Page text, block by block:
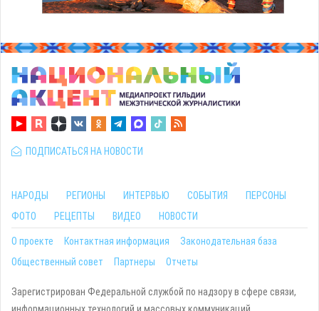
ПОДПИСАТЬСЯ НА НОВОСТИ
НАРОДЫ РЕГИОНЫ ИНТЕРВЬЮ СОБЫТИЯ
ПЕРСОНЫ
ФОТО
РЕЦЕПТЫ ВИДЕО НОВОСТИ
О проекте Контактная информация
Законодательная база
Общественный совет
Партнеры Отчеты
Зарегистрирован Федеральной службой по надзору в сфере связи,